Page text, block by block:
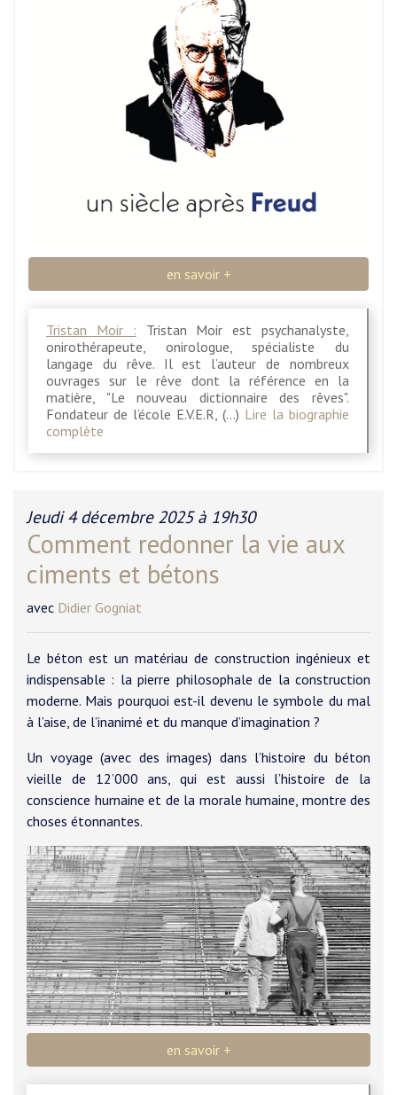
en savoir +
Tristan Moir : Tristan Moir est psychanalyste,
onirothérapeute, onirologue, spécialiste du
langage du rêve. Il est l’auteur de nombreux
ouvrages sur le rêve dont la référence en la
matière, "Le nouveau dictionnaire des rêves".
Fondateur de l’école E.V.E.R, (…) Lire la biographie
complète
Jeudi 4 décembre 2025 à 19h30
Comment redonner la vie aux
ciments et bétons
avec Didier Gogniat
Le béton est un matériau de construction ingénieux et
indispensable : la pierre philosophale de la construction
moderne. Mais pourquoi est-il devenu le symbole du mal
à l’aise, de l’inanimé et du manque d’imagination ?
Un voyage (avec des images) dans l’histoire du béton
vieille de 12’000 ans, qui est aussi l’histoire de la
conscience humaine et de la morale humaine, montre des
choses étonnantes.
en savoir +